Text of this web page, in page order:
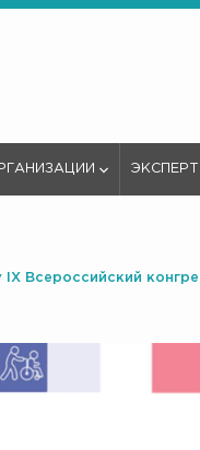
IX Всероссийский